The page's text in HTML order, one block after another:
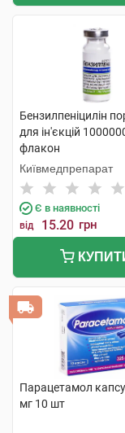
Бензилпеніцилін
для ін'єкцій
флакон
Київмедпрепарат
Є в наявності
від 15.20 грн
Парацетамол
мг 10 шт